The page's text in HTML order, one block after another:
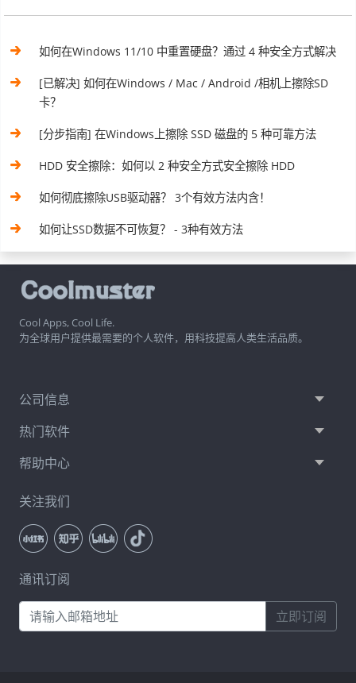
如何在Windows 11/10 中重置硬盘？通过 4 种安全方式解决
[已解决] 如何在Windows / Mac / Android /相机上擦除SD
卡？
[分步指南] 在Windows上擦除 SSD 磁盘的 5 种可靠方法
HDD 安全擦除：如何以 2 种安全方式安全擦除 HDD
如何彻底擦除USB驱动器？ 3个有效方法内含！
如何让SSD数据不可恢复？ - 3种有效方法
Cool Apps, Cool Life.
为全球用户提供最需要的个人软件，用科技提高人类生活品质。
公司信息
热门软件
帮助中心
关注我们
通讯订阅
立即订阅